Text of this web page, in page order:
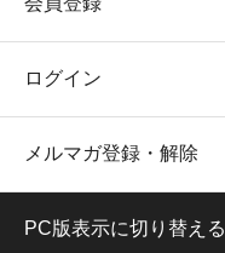
ログイン
メルマガ登録・解除
PC版表示に切り替える